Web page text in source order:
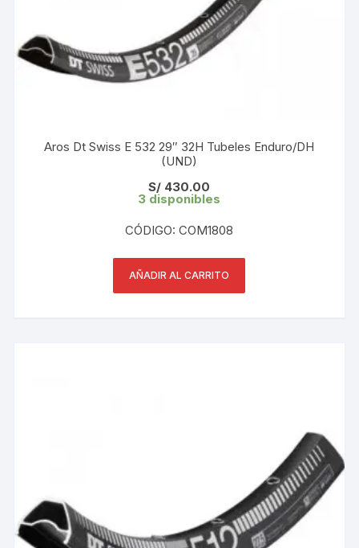
Aros Dt Swiss E 532 29″ 32H Tubeles Enduro/DH
(UND)
S/ 430.00
3 disponibles
CÓDIGO: COM1808
AÑADIR AL CARRITO